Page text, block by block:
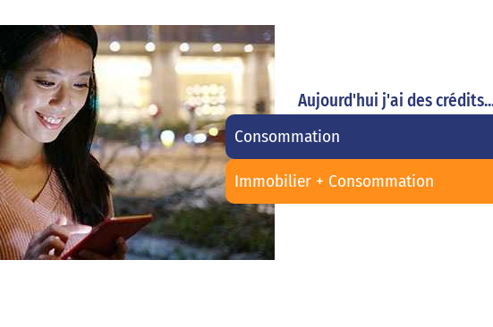
Aujourd'hui j'ai des
Consommation
Immobilier + Consommation